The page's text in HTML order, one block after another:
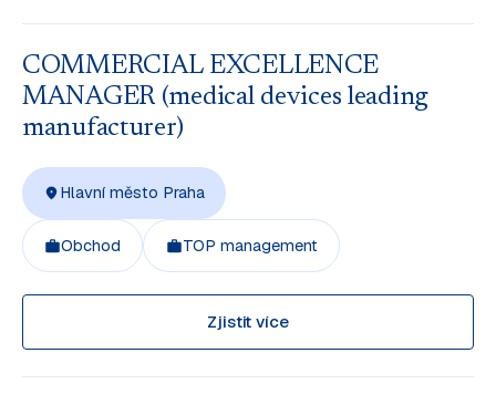
COMMERCIAL EXCELLENCE
MANAGER (medical devices leading
manufacturer)
Hlavní město Praha
Obchod TOP management
Zjistit více